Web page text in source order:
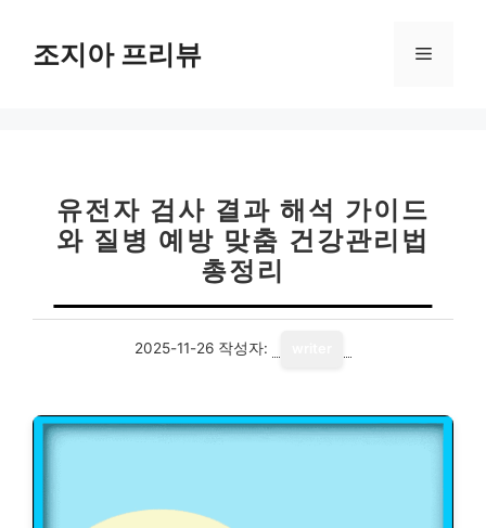
조지아 프리뷰 메
유전자 검사 결과 해석 가이드
와 질병 예방 맞춤 건강관리법
총정리
2025-11-26 작성자: